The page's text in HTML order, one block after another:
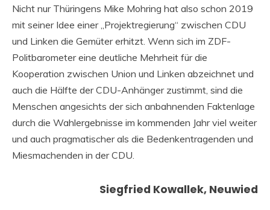
Nicht nur Thüringens Mike Mohring hat also schon 2019
mit seiner Idee einer „Projektregierung“ zwischen CDU
und Linken die Gemüter erhitzt. Wenn sich im ZDF-
Politbarometer eine deutliche Mehrheit für die
Kooperation zwischen Union und Linken abzeichnet und
auch die Hälfte der CDU-Anhänger zustimmt, sind die
Menschen angesichts der sich anbahnenden Faktenlage
durch die Wahlergebnisse im kommenden Jahr viel weiter
und auch pragmatischer als die Bedenkentragenden und
Miesmachenden in der CDU.
Siegfried Kowallek, Neuwied